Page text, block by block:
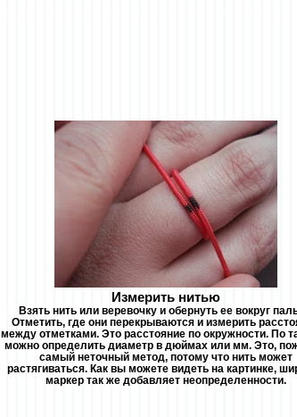
Измерить нитью
Взять нить или веревочку и обернуть ее вокруг
Отметить, где они перекрываются и измерить
между отметками. Это расстояние по окружности. По
можно определить диаметр в дюймах или мм. Это,
самый неточный метод, потому что нить может
растягиваться. Как вы можете видеть на картинке,
маркер так же добавляет неопределенности.